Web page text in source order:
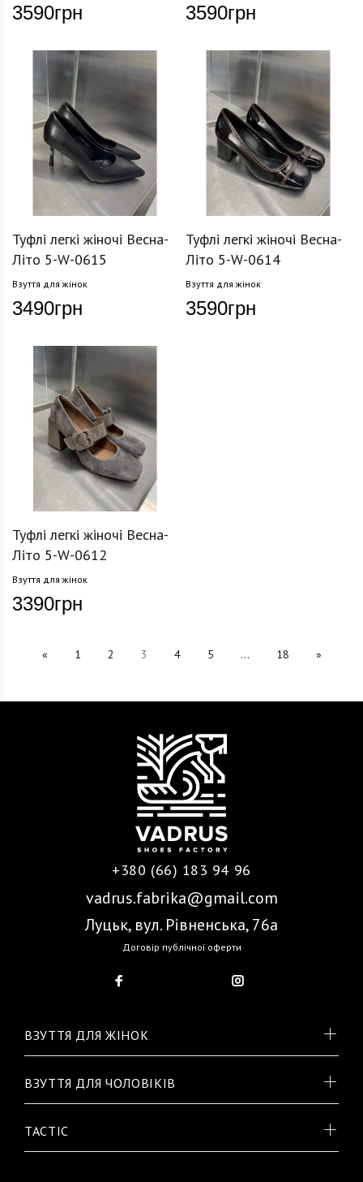
3590грн 3590грн
Туфлі легкі жіночі Весна-
Літо 5-W-0615
Взуття для жінок
3490грн
Туфлі легкі жіночі Весна-
Літо 5-W-0614
Взуття для жінок
3590грн
Туфлі легкі жіночі Весна-
Літо 5-W-0612
Взуття для жінок
3390грн
« 1 2 3 4 5 ... 18 »
+380 (66) 183 94 96
vadrus.fabrika@gmail.com
Луцьк, вул. Рівненська, 76а
Договір публічної оферти
ВЗУТТЯ ДЛЯ ЖІНОК
ВЗУТТЯ ДЛЯ ЧОЛОВІКІВ
TACTIC